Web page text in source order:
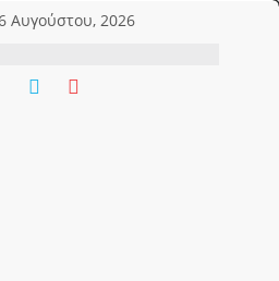
Αυγούστου, 2026